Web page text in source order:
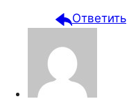
Ответить